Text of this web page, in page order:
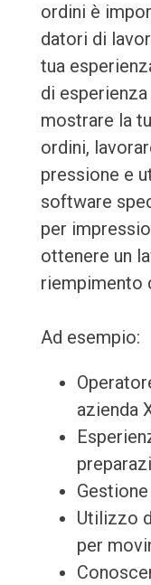
ordini è
datori di
tua
di
mostrare la
ordini,
pressione e
software
per
ottenere un
riempimento
Ad esempio:
azienda
Utilizzo
per